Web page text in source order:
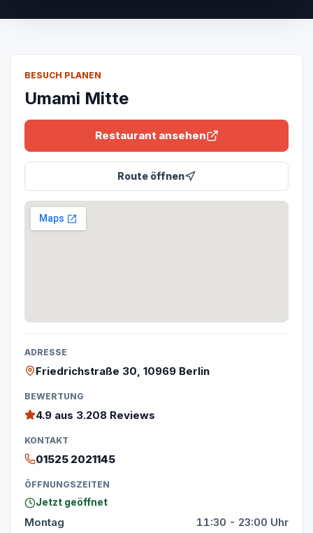
BESUCH PLANEN
Umami Mitte
Restaurant ansehen
Route öffnen
ADRESSE
Friedrichstraße 30, 10969 Berlin
BEWERTUNG
4.9 aus 3.208 Reviews
KONTAKT
01525 2021145
ÖFFNUNGSZEITEN
Jetzt geöffnet
Montag
11:30 - 23:00 Uhr